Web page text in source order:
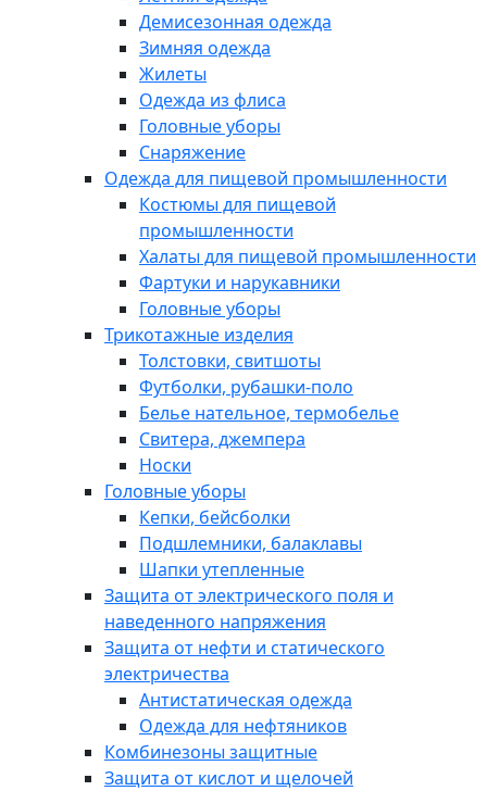
Демисезонная одежда
Зимняя одежда
Жилеты
Одежда из флиса
Головные уборы
Снаряжение
Одежда для пищевой промышленности
Костюмы для пищевой
промышленности
Халаты для пищевой промышленности
Фартуки и нарукавники
Головные уборы
Трикотажные изделия
Толстовки, свитшоты
Футболки, рубашки-поло
Белье нательное, термобелье
Свитера, джемпера
Носки
Головные уборы
Кепки, бейсболки
Подшлемники, балаклавы
Шапки утепленные
Защита от электрического поля и
наведенного напряжения
Защита от нефти и статического
электричества
Антистатическая одежда
Одежда для нефтяников
Комбинезоны защитные
Защита от кислот и щелочей